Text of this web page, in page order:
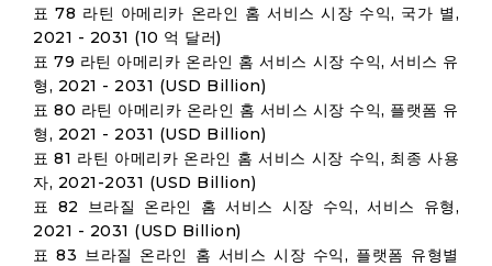
표 78 라틴 아메리카 온라인 홈 서비스 시장 수익, 국가 별,
2021 - 2031 (10 억 달러)
표 79 라틴 아메리카 온라인 홈 서비스 시장 수익, 서비스 유
형, 2021 - 2031 (USD Billion)
표 80 라틴 아메리카 온라인 홈 서비스 시장 수익, 플랫폼 유
형, 2021 - 2031 (USD Billion)
표 81 라틴 아메리카 온라인 홈 서비스 시장 수익, 최종 사용
자, 2021-2031 (USD Billion)
표 82 브라질 온라인 홈 서비스 시장 수익, 서비스 유형,
2021 - 2031 (USD Billion)
표 83 브라질 온라인 홈 서비스 시장 수익, 플랫폼 유형별